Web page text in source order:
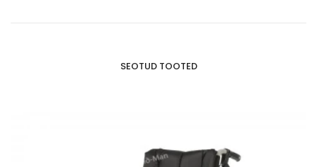
SEOTUD TOOTED